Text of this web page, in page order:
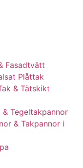
Fasadtvätt
Plåttak
& Tätskikt
Tegeltakpannor
& Takpannor i